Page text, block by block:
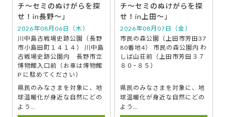
チ～セミのぬけがらを探
せ！in長野～」
2026年08月06日（木）
川中島古戦場史跡公園（長野
市小島田町１４１４） 川中島
古戦場史跡公園内 長野市立
博物館入口前（お車は博物館
P に駐めてください）
県民のみなさまを対象に、地
球温暖化が身近な自然にどの
よう…
チ～セミのぬけがらを探
せ！in上田～」
2026年08月07日（金）
市民の森公園（上田市芳田37
80番地4） 市民の森公園内 わ
しば山荘前（上田市芳田３７
８０−８５）
県民のみなさまを対象に、地
球温暖化が身近な自然にどの
よう…